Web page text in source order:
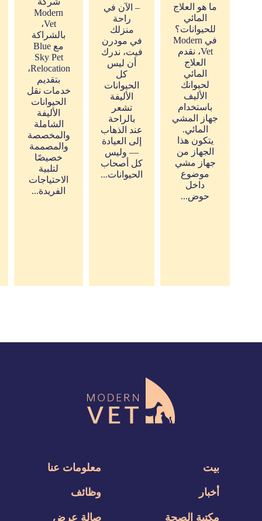
ما هو العلاج
المائي
للحيوانات؟
في Modern
Vet، نقدم
العلاج
المائي
لحيوانك
الأليف
باستخدام
جهاز المشي
المائي.
يتكون هذا
الجهاز من
جهاز مشي
موضوع
داخل
حوض...
– الآن في
راحة
منزلك
في مودرن
فيت، ندرك
أن ليس
كل
الحيوانات
الأليفة
تشعر
بالراحة
عند الذهاب
إلى العيادة
— وليس
كل أصحاب
الحيوانات...
Modern
Vet،
بالشراكة
مع Blue
Sky Pet
Relocation،
بتقديم
خدمات نقل
الحيوانات
الأليفة
الشاملة
والمخصصة
والمصممة
خصيصًا
لتلبية
الاحتياجات
الفريدة...
بيت
أخبار
مكتبة الصحة
معلومات عنا
وظائف
صالة عرض